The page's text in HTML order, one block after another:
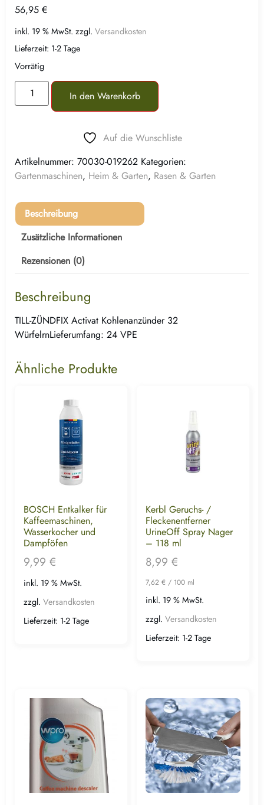
56,95 €
inkl. 19 % MwSt. zzgl. Versandkosten
Lieferzeit: 1-2 Tage
Vorrätig
In den Warenkorb
Auf die Wunschliste
Artikelnummer: 70030-019262 Kategorien:
Gartenmaschinen, Heim & Garten, Rasen & Garten
Beschreibung
Zusätzliche Informationen
Rezensionen (0)
Beschreibung
TILL-ZÜNDFIX Activat Kohlenanzünder 32
WürfelrnLieferumfang: 24 VPE
Ähnliche Produkte
BOSCH Entkalker für
Kaffeemaschinen,
Wasserkocher und
Dampföfen
9,99 €
inkl. 19 % MwSt.
zzgl. Versandkosten
Lieferzeit: 1-2 Tage
Kerbl Geruchs- /
Fleckenentferner
UrineOff Spray Nager
– 118 ml
8,99 €
7,62 €/ 100 ml
inkl. 19 % MwSt.
zzgl. Versandkosten
Lieferzeit: 1-2 Tage